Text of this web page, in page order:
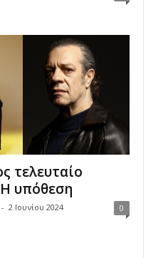
τελευταίο
υπόθεση
- 2 Ιουνίου 2024 0